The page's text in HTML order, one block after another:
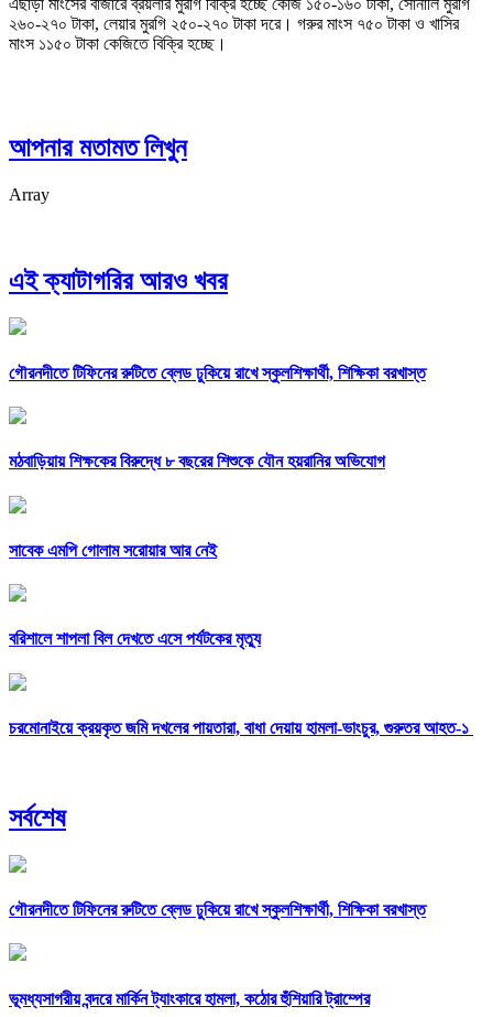
২৬০-২৭০ টাকা, লেয়ার মুরগি ২৫০-২৭০ টাকা দরে। গরুর মাংস ৭৫০ টাকা ও খাসির
মাংস ১১৫০ টাকা কেজিতে বিক্রি হচ্ছে।
আপনার মতামত লিখুন
Array
এই ক্যাটাগরির আরও খবর
গৌরনদীতে টিফিনের রুটিতে ব্লেড ঢুকিয়ে রাখে স্কুলশিক্ষার্থী, শিক্ষিকা বরখাস্ত
মঠবাড়িয়ায় শিক্ষকের বিরুদ্ধে ৮ বছরের শিশুকে যৌন হয়রানির অভিযোগ
সাবেক এমপি গোলাম সরোয়ার আর নেই
বরিশালে শাপলা বিল দেখতে এসে পর্যটকের মৃত্যু
চরমোনাইয়ে ক্রয়কৃত জমি দখলের পায়তারা, বাধা দেয়ায় হামলা-ভাংচুর, গুরুতর আহত-১
সর্বশেষ
গৌরনদীতে টিফিনের রুটিতে ব্লেড ঢুকিয়ে রাখে স্কুলশিক্ষার্থী, শিক্ষিকা বরখাস্ত
ভূমধ্যসাগরীয় বন্দরে মার্কিন ট্যাংকারে হামলা, কঠোর হুঁশিয়ারি ট্রাম্পের